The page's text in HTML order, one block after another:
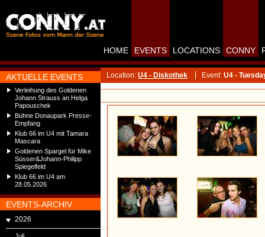
AKTUELLE EVENTS
Verleihung des Goldenen
Johann Strauss an Helga
Papouschek
Bühne Donaupark Presse-
Empfang
Klub 66 im U4 mit Tamara
Mascara
Goldenen Spargel für Mike
Süsser&Johann-Philipp
Spiegelfeld
Klub 66 im U4 am
28.05.2026
EVENTS-ARCHIV
2026
HOME EVENTS LOCATIONS CONNY
Location: U4 - Diskothek Event: U4 -